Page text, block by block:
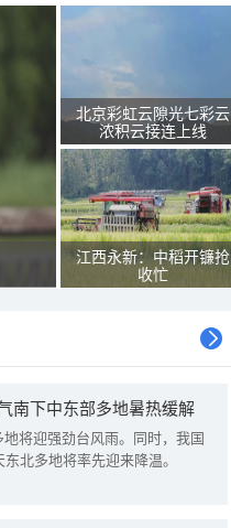
北京彩虹云隙光七彩云
浓积云接连上线
江西永新：中稻开镰抢
收忙
南下中东部多地暑热缓解
将迎强劲台风雨。同时，我国
北多地将率先迎来降温。